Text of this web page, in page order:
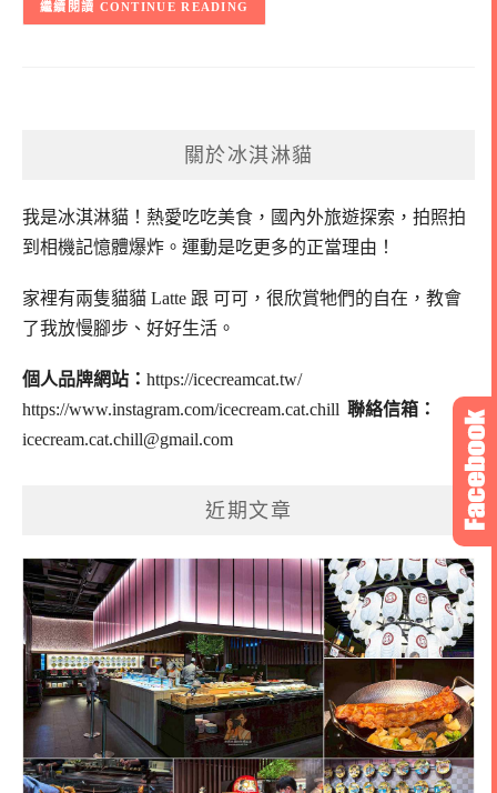
CONTINUE READING
關於冰淇淋貓
我是冰淇淋貓！ 熱愛吃吃美食，國內外旅遊探索，拍照拍
到相機記憶體爆炸。 運動是吃更多的正當理由！
家裡有兩隻貓貓 Latte 跟 可可， 很欣賞牠們的自在，教會
了我放慢腳步、好好生活。
個人品牌網站： https://icecreamcat.tw/
https://www.instagram.com/icecream.cat.chill 聯絡信箱：
icecream.cat.chill@gmail.com
近期文章